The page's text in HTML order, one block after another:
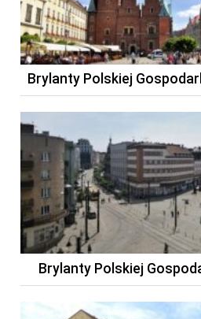
Brylanty Polskiej
Brylanty Polskiej